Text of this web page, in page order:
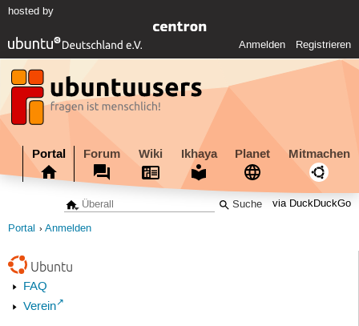
hosted by
Anmelden Registrieren
Portal Forum Wiki Ikhaya Planet Mitmachen
via DuckDuckGo
Portal Anmelden
Ubuntu
FAQ
Verein